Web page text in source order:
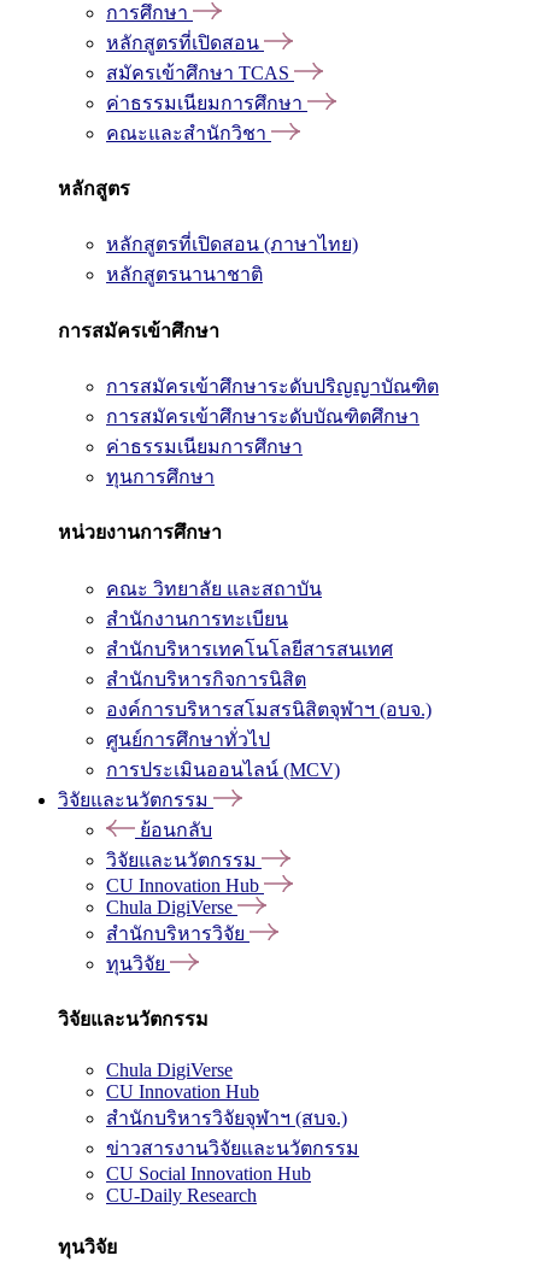
การศึกษา
หลักสูตรที่เปิดสอน
สมัครเข้าศึกษา TCAS
ค่าธรรมเนียมการศึกษา
คณะและสำนักวิชา
หลักสูตร
หลักสูตรที่เปิดสอน (ภาษาไทย)
หลักสูตรนานาชาติ
การสมัครเข้าศึกษา
การสมัครเข้าศึกษาระดับปริญญาบัณฑิต
การสมัครเข้าศึกษาระดับบัณฑิตศึกษา
ค่าธรรมเนียมการศึกษา
ทุนการศึกษา
หน่วยงานการศึกษา
คณะ วิทยาลัย และสถาบัน
สำนักงานการทะเบียน
สำนักบริหารเทคโนโลยีสารสนเทศ
สำนักบริหารกิจการนิสิต
องค์การบริหารสโมสรนิสิตจุฬาฯ (อบจ.)
ศูนย์การศึกษาทั่วไป
การประเมินออนไลน์ (MCV)
วิจัยและนวัตกรรม
ย้อนกลับ
วิจัยและนวัตกรรม
CU Innovation Hub
Chula DigiVerse
สำนักบริหารวิจัย
ทุนวิจัย
วิจัยและนวัตกรรม
Chula DigiVerse
CU Innovation Hub
สำนักบริหารวิจัยจุฬาฯ (สบจ.)
ข่าวสารงานวิจัยและนวัตกรรม
CU Social Innovation Hub
CU-Daily Research
ทุนวิจัย